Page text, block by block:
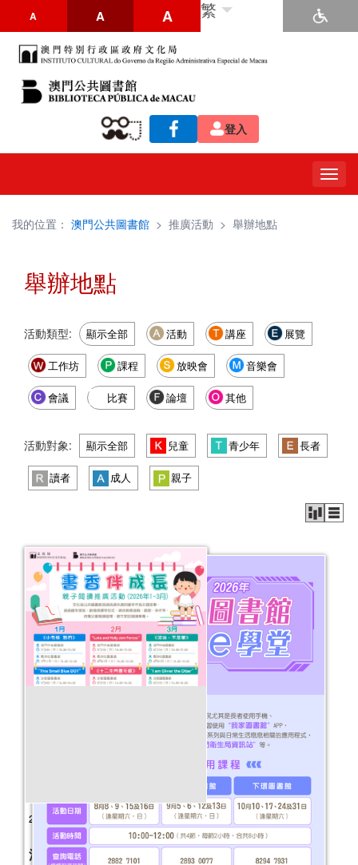
A A A 繁
登入
我的位置： 澳門公共圖書館 > 推廣活動 > 舉辦地點
舉辦地點
活動類型: 顯示全部 活動 講座 展覽
工作坊 課程 放映會 音樂會
會議 比賽 論壇 其他
活動對象: 顯示全部 兒童 青少年 長者
讀者 成人 親子
2026年“書香伴成長”親子閱讀推廣活動
（1-3月）
活動日期： 2026年01月03日